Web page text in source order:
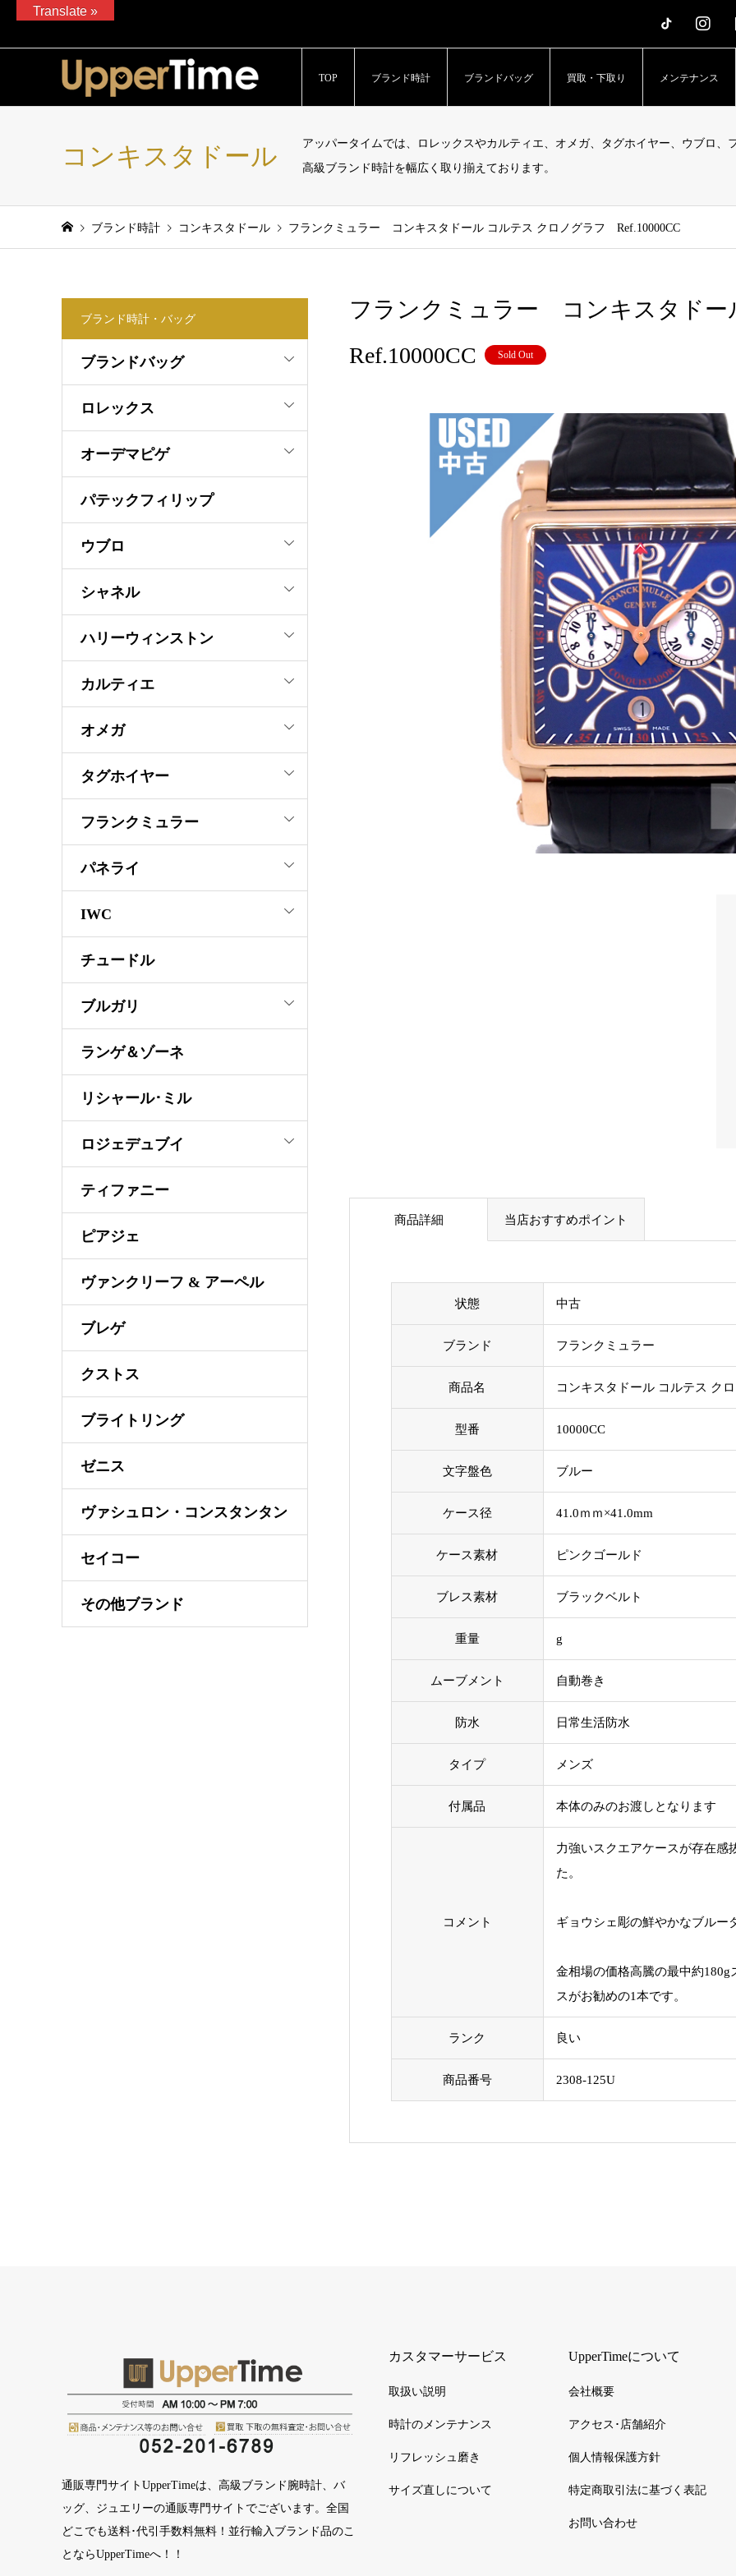
ブランド腕時計、バッグ、ジュエリーの販売、通販サイト「UpperTime – アッパータイム」
TOP ブランド時計 ブランドバッグ 買取・下取り メンテナンス
コンキスタドール
アッパータイムでは、ロレックスやカルティエ、オメガ、タグホイヤー、ウブロ
高級ブランド時計を幅広く取り揃えております。
ブランド時計 コンキスタドール フランクミュラー コンキスタドール コルテス クロノグラフ Ref.10000CC
フランクミュラー コンキスタド
Ref.10000CC
Sold Out
商品詳細 当店おすすめポイント
状態 中古
ブランド フランクミュラー
商品名 コンキスタドール コルテス ク
型番 10000CC
文字盤色 ブルー
ケース径 41.0ｍｍ×41.0mm
ケース素材 ピンクゴールド
ブレス素材 ブラックベルト
重量 g
ムーブメント 自動巻き
防水 日常生活防水
タイプ メンズ
付属品 本体のみのお渡しとなります
コメント
力強いスクエアケースが存在感
た。
ギョウシェ彫の鮮やかなブルー
金相場の価格高騰の最中約
スがお勧めの1本です。
ランク 良い
商品番号 2308-125U
ブランド時計・バッグ
ブランドバッグ
ロレックス
オーデマピゲ
パテックフィリップ
ウブロ
シャネル
ハリーウィンストン
カルティエ
オメガ
タグホイヤー
フランクミュラー
パネライ
IWC
チュードル
ブルガリ
ランゲ＆ゾーネ
リシャール･ミル
ロジェデュブイ
ティファニー
ピアジェ
ヴァンクリーフ & アーペル
ブレゲ
クストス
ブライトリング
ゼニス
ヴァシュロン・コンスタンタン
セイコー
その他ブランド
通販専門サイトUpperTimeは、高級ブランド腕時計、バ
ッグ、ジュエリーの通販専門サイトでございます。全国
どこでも送料･代引手数料無料！並行輸入ブランド品のこ
とならUpperTimeへ！！
カスタマーサービス
取扱い説明
時計のメンテナンス
リフレッシュ磨き
サイズ直しについて
UpperTimeについて
会社概要
アクセス･店舗紹介
個人情報保護方針
特定商取引法に基づく表記
お問い合わせ
Translate »